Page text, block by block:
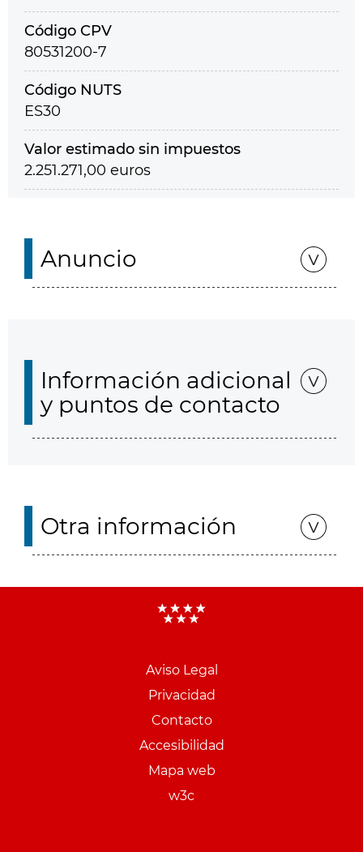
Código CPV
80531200-7
Código NUTS
ES30
Valor estimado sin impuestos
2.251.271,00 euros
Anuncio
Información adicional
y puntos de contacto
Otra información
Aviso Legal
Privacidad
Contacto
Accesibilidad
Mapa web
w3c